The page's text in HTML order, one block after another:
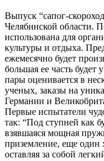
Выпуск “сапог-
Челябинской области.
использована для
культуры и отдыха.
ежемесячно будет
большая ее часть будет
пары оценивается в
ученых, заказы на
Германии и
Первые испытатели
так: “Под ступней как
взявшаяся мощная
приземление, еще один
оставляя за собой